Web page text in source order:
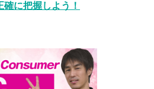
に把握しよう！